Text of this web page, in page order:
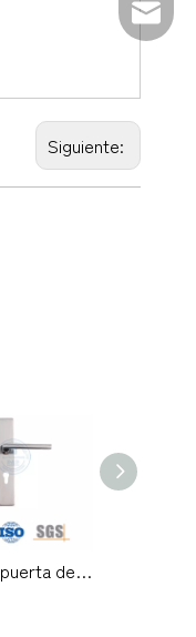
Siguiente:
Manija de puerta de lujo ligera Cerradura de panel Manija de puerta de entrada de casa-DDTP007